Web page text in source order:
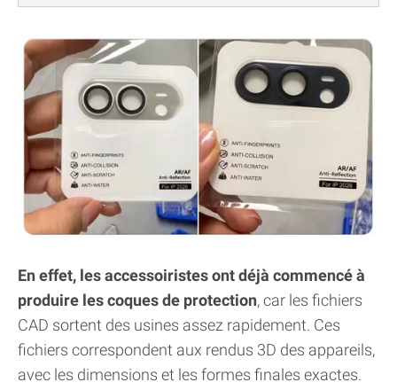
En effet, les accessoiristes ont déjà commencé à
produire les coques de protection, car les fichiers
CAD sortent des usines assez rapidement. Ces
fichiers correspondent aux rendus 3D des appareils,
avec les dimensions et les formes finales exactes.